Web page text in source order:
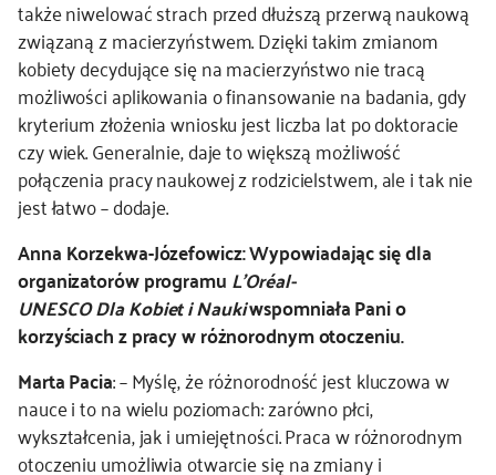
także niwelować strach przed dłuższą przerwą naukową
związaną z macierzyństwem. Dzięki takim zmianom
kobiety decydujące się na macierzyństwo nie tracą
możliwości aplikowania o finansowanie na badania, gdy
kryterium złożenia wniosku jest liczba lat po doktoracie
czy wiek. Generalnie, daje to większą możliwość
połączenia pracy naukowej z rodzicielstwem, ale i tak nie
jest łatwo – dodaje.
Anna Korzekwa-Józefowicz:Wypowiadając się dla
organizatorów programuL’Oréal-
UNESCO Dla Kobiet i Naukiwspomniała Pani o
korzyściach z pracy w różnorodnym otoczeniu.
Marta Pacia: – Myślę, że różnorodność jest kluczowa w
nauce i to na wielu poziomach: zarówno płci,
wykształcenia, jak i umiejętności. Praca w różnorodnym
otoczeniu umożliwia otwarcie się na zmiany i